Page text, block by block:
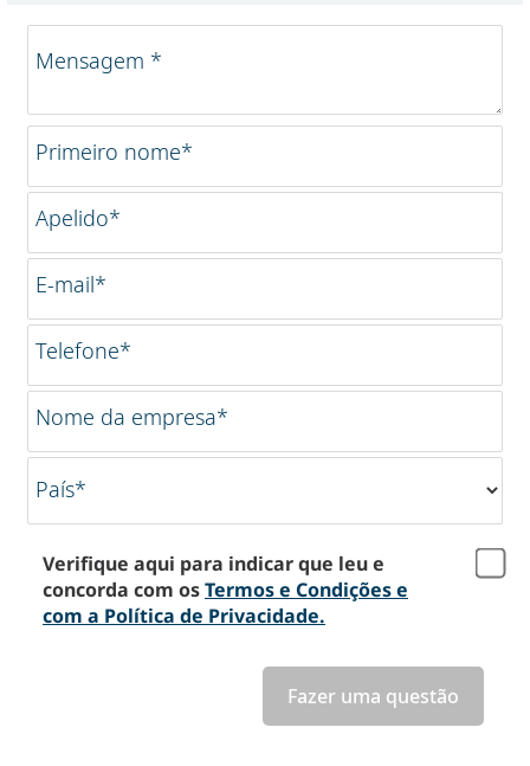
Mensagem *
Primeiro nome*
Apelido*
E-mail*
Telefone*
Nome da empresa*
País*
Verifique aqui para indicar que leu e
concorda com osTermos e Condições e
com a Política de Privacidade.
Fazer uma questão